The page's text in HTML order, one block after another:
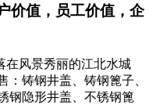
价值，员工价值，企
风景秀丽的江北水城
铸钢井盖、铸钢篦子、
钢隐形井盖、不锈钢篦